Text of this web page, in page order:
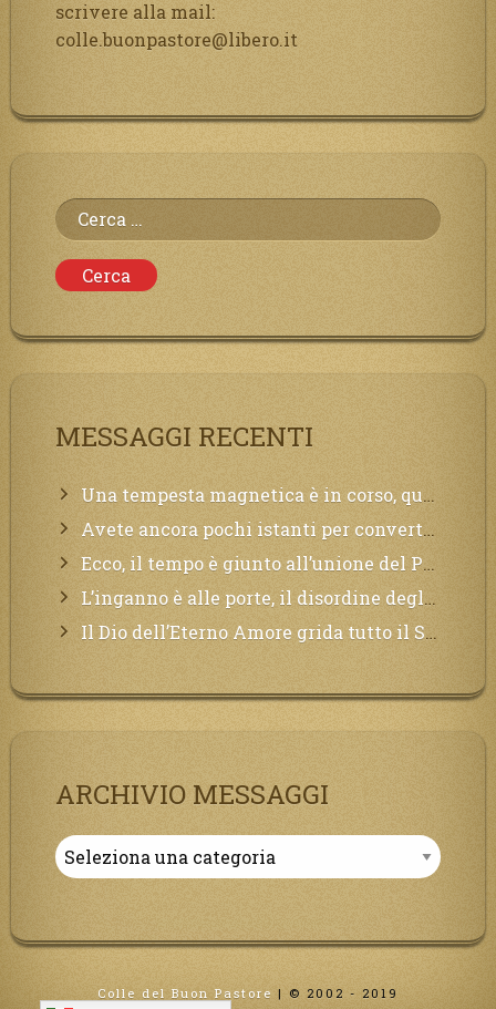
scrivere alla mail:
colle.buonpastore@libero.it
Ricerca
per:
MESSAGGI RECENTI
Una tempesta magnetica è in corso, questa generazione patirà. Il black out non tarderà ad arrivare e tutta la Terra sarà oscurata.
Avete ancora pochi istanti per convertirvi, non perdete tempo, la sciagura arriverà all’improvviso e per chi non si sarà preparato saranno dolori.
Ecco, il tempo è giunto all’unione del Padre con il figlio, non avete che da attendere pochissimo.
L’inganno è alle porte, il disordine degli ordinati urlerà perdono, ma sarà troppo tardi, il tradimento è stato grande!
Il Dio dell’Eterno Amore grida tutto il Suo bene per i Suoi,richiama a Sé i lontani, affinché si pentano e tornino a Lui:
ARCHIVIO MESSAGGI
Archivio
Messaggi
Colle del Buon Pastore | © 2002 - 2019